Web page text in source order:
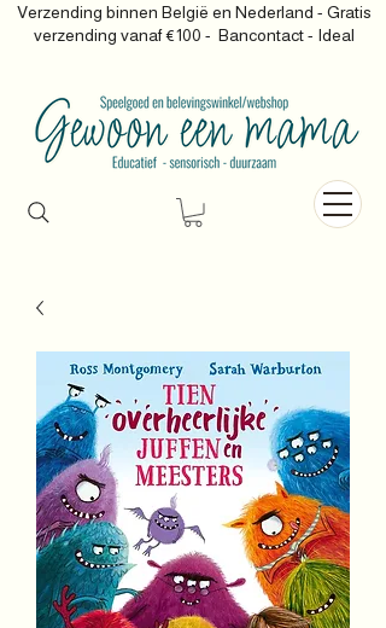
Verzending binnen België en Nederland - Gratis
verzending vanaf €100 - Bancontact - Ideal